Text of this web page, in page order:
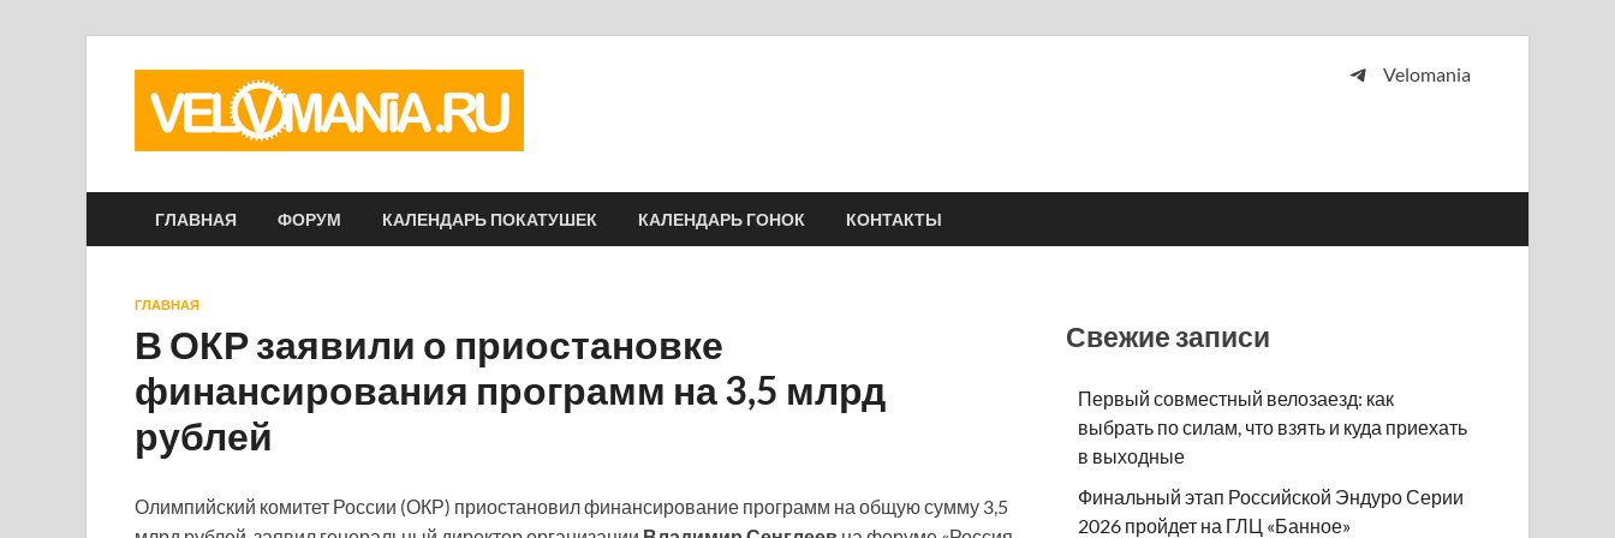
Velomania
ГЛАВНАЯ ФОРУМ КАЛЕНДАРЬ ПОКАТУШЕК КАЛЕНДАРЬ ГОНОК КОНТАКТЫ
ГЛАВНАЯ
В ОКР заявили о приостановке
финансирования программ на 3,5 млрд
рублей
Олимпийский комитет России (ОКР) приостановил финансирование программ на общую сумму 3,5
Свежие записи
Первый совместный велозаезд: как
выбрать по силам, что взять и куда приехать
в выходные
Финальный этап Российской Эндуро Серии
2026 пройдет на ГЛЦ «Банное»